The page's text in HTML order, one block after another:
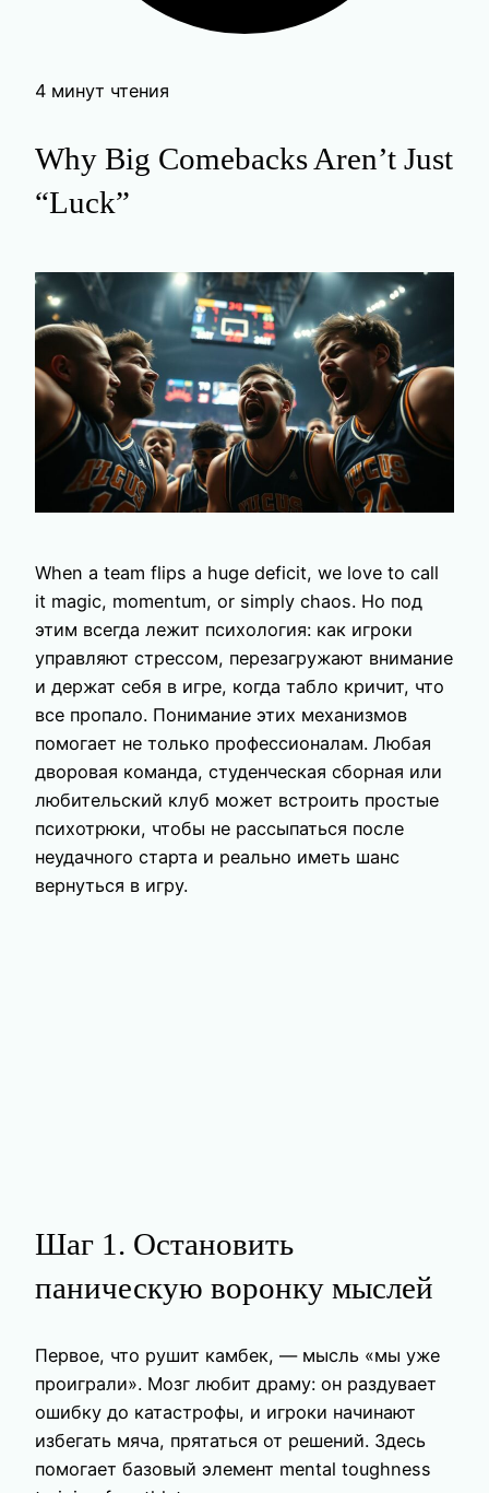
4 минут чтения
Why Big Comebacks Aren’t Just
“Luck”
When a team flips a huge deficit, we love to call
it magic, momentum, or simply chaos. Но под
этим всегда лежит психология: как игроки
управляют стрессом, перезагружают внимание
и держат себя в игре, когда табло кричит, что
все пропало. Понимание этих механизмов
помогает не только профессионалам. Любая
дворовая команда, студенческая сборная или
любительский клуб может встроить простые
психотрюки, чтобы не рассыпаться после
неудачного старта и реально иметь шанс
вернуться в игру.
Шаг 1. Остановить
паническую воронку мыслей
Первое, что рушит камбек, — мысль «мы уже
проиграли». Мозг любит драму: он раздувает
ошибку до катастрофы, и игроки начинают
избегать мяча, прятаться от решений. Здесь
помогает базовый элемент mental toughness